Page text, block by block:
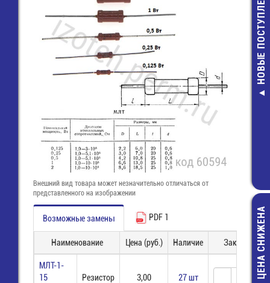
LD/
Элемент
НОВЫЕ ПОСТУПЛЕНИЯ
ЦЕНА СНИЖЕНА
Внешний вид товара может незначительно отличаться от
представленного на изображении
Возможные замены PDF 1
Наименование Цена (руб.) Наличие Заказ
МЛТ-1-
15
Резистор 3,00 27 шт